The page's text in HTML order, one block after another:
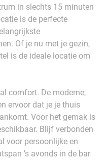
in slechts 15 minuten
is de perfecte
Of je nu met je gezin,
is de ideale locatie om
comfort. De moderne,
ervoor dat je je thuis
Voor het gemak is
Blijf verbonden
voor persoonlijke en
's avonds in de bar